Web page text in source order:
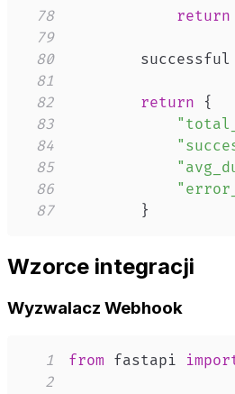
78
return
79
80
        successful
81
82
return
{
83
84
85
86
87
}
Wzorce integracji
Wyzwalacz Webhook
1 from fastapi
2